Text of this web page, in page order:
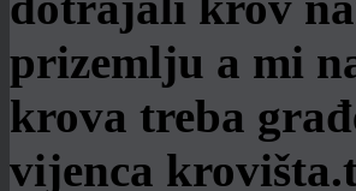
prizemlju a mi
krova treba
vijenca